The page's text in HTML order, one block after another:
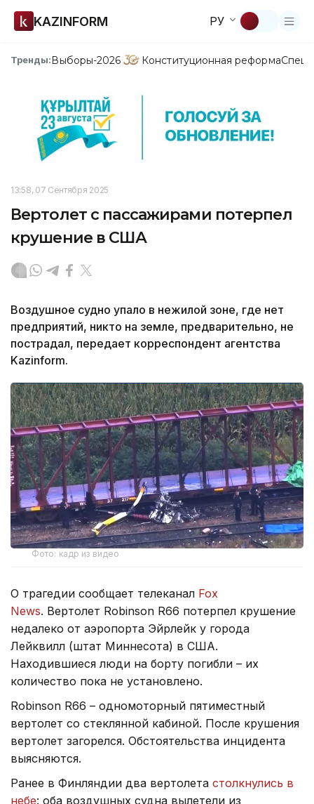
KAZINFORM РУ
Тренды:Выборы-2026 Конституционная реформа
13:58, 07 Сентября 2025
Вертолет с пассажирами потерпел
крушение в США
Воздушное судно упало в нежилой зоне, где нет
предприятий, никто на земле, предварительно, не
пострадал, передает корреспондент агентства
Kazinform.
Фото: кадр из видео
О трагедии сообщает телеканал Fox
News. Вертолет Robinson R66 потерпел крушение
недалеко от аэропорта Эйрлейк у города
Лейквилл (штат Миннесота) в США.
Находившиеся люди на борту погибли – их
количество пока не установлено.
Robinson R66 – одномоторный пятиместный
вертолет со стеклянной кабиной. После крушения
вертолет загорелся. Обстоятельства инцидента
выясняются.
Ранее в Финляндии два вертолета столкнулись в
небе: оба воздушных судна вылетели из